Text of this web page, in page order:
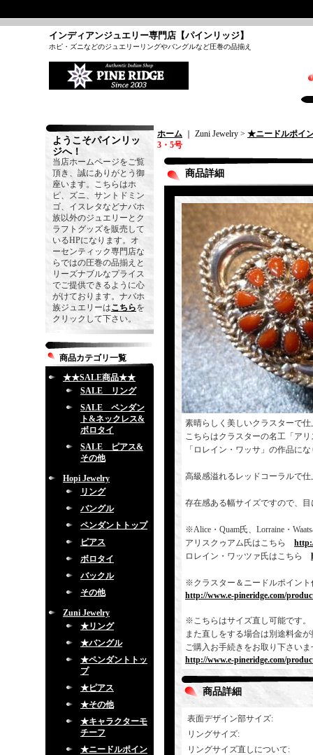
インディアンジュエリー専門店【パインリッジ】
ホピ・ズニなどのジュエリーリングやバングルなど圧巻の品揃え
ようこそパインリッ
ジへ！
当店ホームページをご覧
頂き、誠にありがとう御
座います。こちらはホ
ピ、ズニ、サントドミン
ゴ、イスレタなどナバホ
族以外のジュエリーとク
ラフトグッズを販売して
いるHPになります。オ
ーセンティック専門店な
らではの圧巻の品揃えと
リーズナブルなプライス
でご提供できるように心
がけております。ナバホ
族ジュエリーはこちらを
クリックして下さい。
商品カテゴリ一覧
★★SALE商品★★
SALE リング
SALE ペンダン
ト&ネックレス&
ボロタイ
SALE ピアス&
その他
Hopi Jewelry
リング
バングル
ペンダントトップ
ピアス
ボロタイ
バックル
その他
Zuni Jewelry
★リング
★バングル
★ペンダントトッ
プ
★ピアス
★その他
★キャラクターモ
チーフ
★ニードルポイン
ホーム ｜ Zuni Jewelry > ★ニードルポイ
3・5号
商品詳細
素晴らしく美しいクラスターで
こちらはクラスターの名工「ア
「ロレイン・ワッサ」の作品に
高級感溢れるレッドコーラルで
存在感ある幅サイズですので、
※Alice・Quam氏、Lorraine・
アリスクゥアム氏はこちら
ロレイン・ワッツァ氏はこちら
※クラスター＆ニードルポイン
http://www.e-pineridge.com/
※こちらはサイズ直し可能です
また直しをする場合は別途料金
ご購入お手続きをお取り下さいま
http://www.e-pineridge.com/
商品詳細
表面デザイン部サイズ:
リングサイズ:
リングサイズ直しについて: